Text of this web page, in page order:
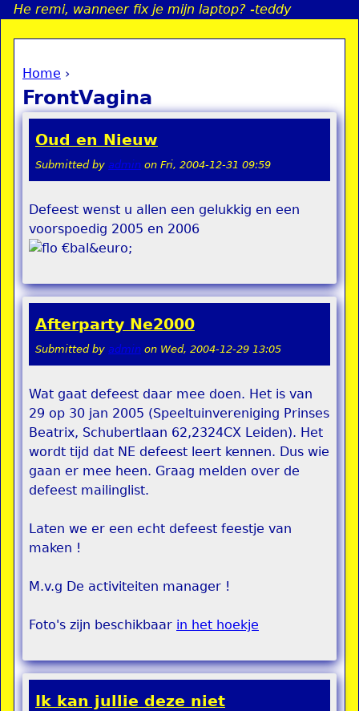
Jump to navigation
He remi, wanneer fix je mijn laptop? -teddy
You are here
Home ›
FrontVagina
Oud en Nieuw
Submitted by admin on Fri, 2004-12-31 09:59
Defeest wenst u allen een gelukkig en een
voorspoedig 2005 en 2006
€bal&euro;
Afterparty Ne2000
Submitted by admin on Wed, 2004-12-29 13:05
Wat gaat defeest daar mee doen. Het is van
29 op 30 jan 2005 (Speeltuinvereniging Prinses
Beatrix, Schubertlaan 62,2324CX Leiden). Het
wordt tijd dat NE defeest leert kennen. Dus wie
gaan er mee heen. Graag melden over de
defeest mailinglist.
Laten we er een echt defeest feestje van
maken !
M.v.g De activiteiten manager !
Foto's zijn beschikbaar in het hoekje
Ik kan jullie deze niet